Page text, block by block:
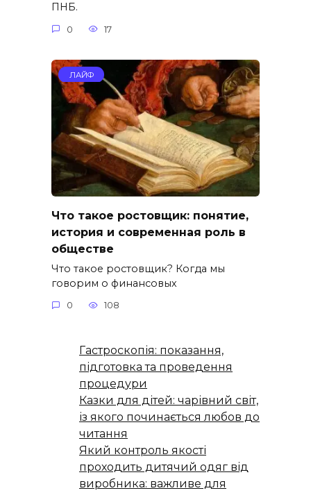
ПНБ.
0 17
ЛАЙФ
Что такое ростовщик: понятие,
история и современная роль в
обществе
Что такое ростовщик? Когда мы
говорим о финансовых
0 108
Гастроскопія: показання,
підготовка та проведення
процедури
Казки для дітей: чарівний світ,
із якого починається любов до
читання
Який контроль якості
проходить дитячий одяг від
виробника: важливе для